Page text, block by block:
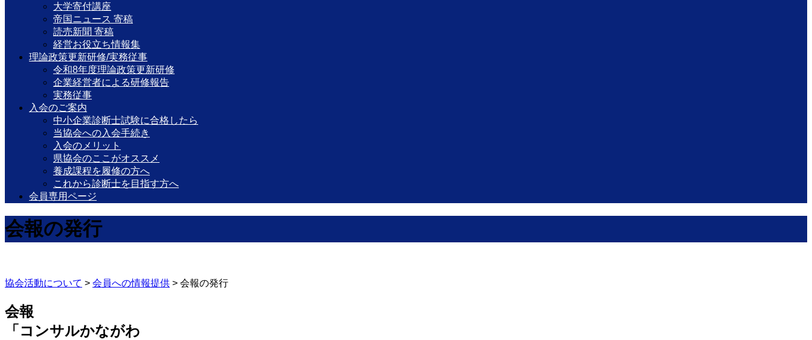
大学寄付講座
帝国ニュース 寄稿
読売新聞 寄稿
経営お役立ち情報集
理論政策更新研修/実務従事
令和8年度理論政策更新研修
企業経営者による研修報告
実務従事
入会のご案内
中小企業診断士試験に合格したら
当協会への入会手続き
入会のメリット
県協会のここがオススメ
養成課程を履修の方へ
これから診断士を目指す方へ
会員専用ページ
会報の発行
協会活動について > 会員への情報提供 > 会報の発行
会報
「コンサルかながわ